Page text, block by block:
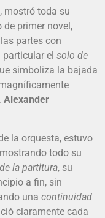
, mostró toda su
primer novel,
las partes con
particular el solo de
simboliza la bajada
Alexander
la orquesta, estuvo
todo su
la partitura, su
a fin, sin
una continuidad
claramente cada